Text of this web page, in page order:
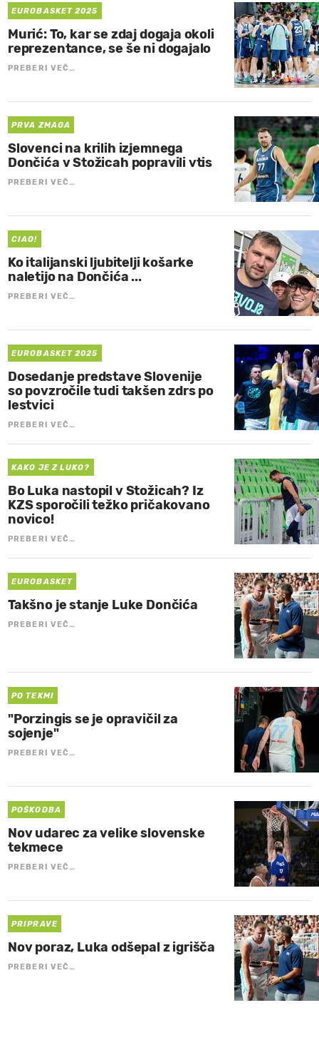
EUROBASKET 2025
Murić: To, kar se zdaj dogaja okoli
reprezentance, se še ni dogajalo
PREBERI VEČ…
PRVA ZMAGA
Slovenci na krilih izjemnega
Dončića v Stožicah popravili vtis
PREBERI VEČ…
CIAO!
Ko italijanski ljubitelji košarke
naletijo na Dončića ...
PREBERI VEČ…
EUROBASKET 2025
Dosedanje predstave Slovenije
so povzročile tudi takšen zdrs po
lestvici
PREBERI VEČ…
KAKO JE Z LUKO?
Bo Luka nastopil v Stožicah? Iz
KZS sporočili težko pričakovano
novico!
PREBERI VEČ…
EUROBASKET
Takšno je stanje Luke Dončića
PREBERI VEČ…
PO TEKMI
"Porzingis se je opravičil za
sojenje"
PREBERI VEČ…
POŠKODBA
Nov udarec za velike slovenske
tekmece
PREBERI VEČ…
PRIPRAVE
Nov poraz, Luka odšepal z igrišča
PREBERI VEČ…